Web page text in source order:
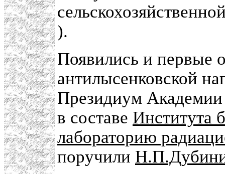
).
Появились и первые
антилысенковской
Президиум Академии
в составе Института
лабораторию
поручили